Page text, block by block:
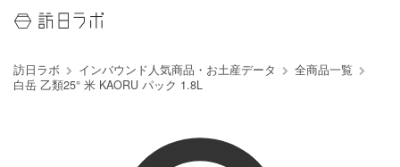
訪日ラボ インバウンド人気商品・お土産データ
全商品一覧
白岳 乙類25° 米 KAORU パック 1.8L